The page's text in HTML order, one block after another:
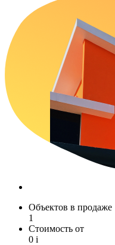
Объектов в продаже
1
Стоимость от
0 i